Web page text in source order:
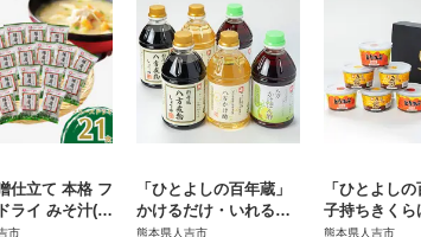
仕立て 本格 フ
ライ みそ汁(豚
ット
市
「ひとよしの百年蔵」
かけるだけ・いれるだ
け八方シリーズセット
熊本県人吉市
「ひとよし
子持ちきくら
0g×3)&とり
熊本県人吉市